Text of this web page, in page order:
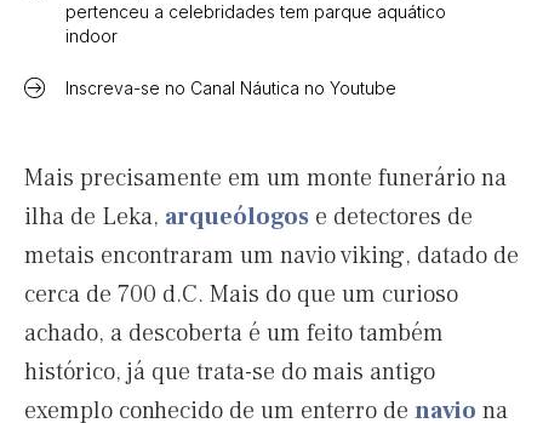
pertenceu a celebridades tem parque aquático
indoor
Inscreva-se no Canal Náutica no Youtube
Mais precisamente em um monte funerário na
ilha de Leka, arqueólogos e detectores de
metais encontraram um navio viking, datado de
cerca de 700 d.C. Mais do que um curioso
achado, a descoberta é um feito também
histórico, já que trata-se do mais antigo
exemplo conhecido de um enterro de navio na